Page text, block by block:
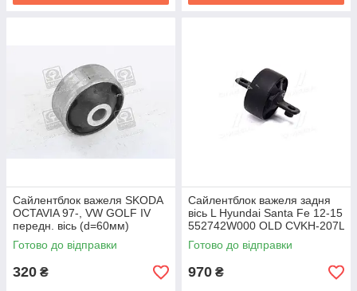
Сайлентблок важеля SKODA
OCTAVIA 97-, VW GOLF IV
передн. вісь (d=60мм)
(RIDER) RD.3445985425
Готово до відправки
320 ₴
Сайлентблок важеля задня
вісь L Hyundai Santa Fe 12-15
552742W000 OLD CVKH-207L
(пр-во CTR) GV0591L
Готово до відправки
970 ₴